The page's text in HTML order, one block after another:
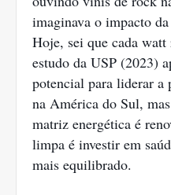
imaginava o impacto
Hoje, sei que cada
estudo da USP (2023)
potencial para liderar a
na América do Sul,
matriz energética é
limpa é investir em
mais equilibrado.